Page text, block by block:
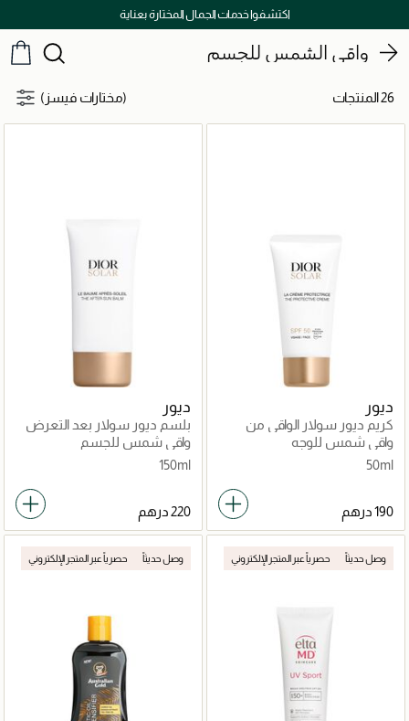
اكتشفوا خدمات الجمال المختارة بعناية
واقي الشمس للجسم
26 المنتجات (مختارات فيسز)
ديور
كريم ديور سولار الواقي من
الشمس
واقي شمس للوجه
50ml
ديور
بلسم ديور سولار بعد التعرض
للشمس
واقي شمس للجسم
150ml
وصل حديثاً حصرياً عبر المتجر الإلكتروني وصل حديثاً حصرياً عبر المتجر الإلكتروني